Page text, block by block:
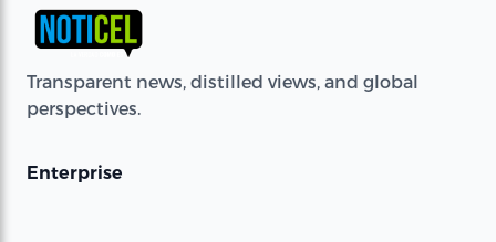
Transparent news, distilled views, and global
perspectives.
Enterprise